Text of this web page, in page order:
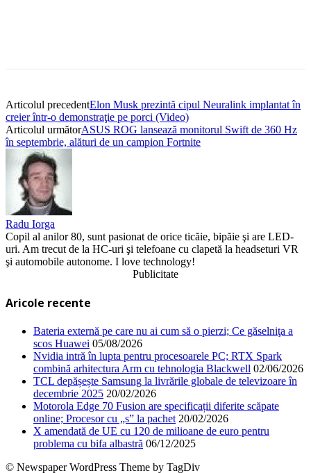
Articolul precedentElon Musk prezintă cipul Neuralink implantat în
creier într-o demonstraţie pe porci (Video)
Articolul următorASUS ROG lansează monitorul Swift de 360 Hz
în septembrie, alături de un campion Fortnite
Radu Iorga
Copil al anilor 80, sunt pasionat de orice ticăie, bipăie şi are LED-
uri. Am trecut de la HC-uri şi telefoane cu clapetă la headseturi VR
şi automobile autonome. I love technology!
Publicitate
Aricole recente
Bateria externă pe care nu ai cum să o pierzi; Ce găselniţa a
scos Huawei 05/08/2026
Nvidia intră în lupta pentru procesoarele PC; RTX Spark
combină arhitectura Arm cu tehnologia Blackwell 02/06/2026
TCL depășește Samsung la livrările globale de televizoare în
decembrie 2025 20/02/2026
Motorola Edge 70 Fusion are specificații diferite scăpate
online; Procesor cu „s” la pachet 20/02/2026
X amendată de UE cu 120 de milioane de euro pentru
problema cu bifa albastră 06/12/2025
© Newspaper WordPress Theme by TagDiv